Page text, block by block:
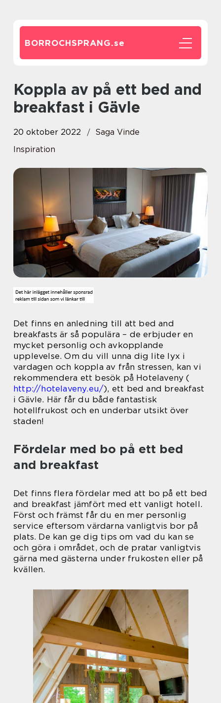
BORROCHSPRANG.se
Koppla av på ett bed and
breakfast i Gävle
20 oktober 2022
Saga Vinde
Inspiration
Det finns en anledning till att bed and
breakfasts är så populära – de erbjuder en
mycket personlig och avkopplande
upplevelse. Om du vill unna dig lite lyx i
vardagen och koppla av från stressen, kan vi
rekommendera ett besök på Hotelaveny (
http://hotelaveny.eu/), ett bed and breakfast
i Gävle. Här får du både fantastisk
hotellfrukost och en underbar utsikt över
staden!
Fördelar med bo på ett bed
and breakfast
Det finns flera fördelar med att bo på ett bed
and breakfast jämfört med ett vanligt hotell.
Först och främst får du en mer personlig
service eftersom värdarna vanligtvis bor på
plats. De kan ge dig tips om vad du kan se
och göra i området, och de pratar vanligtvis
gärna med gästerna under frukosten eller på
kvällen.